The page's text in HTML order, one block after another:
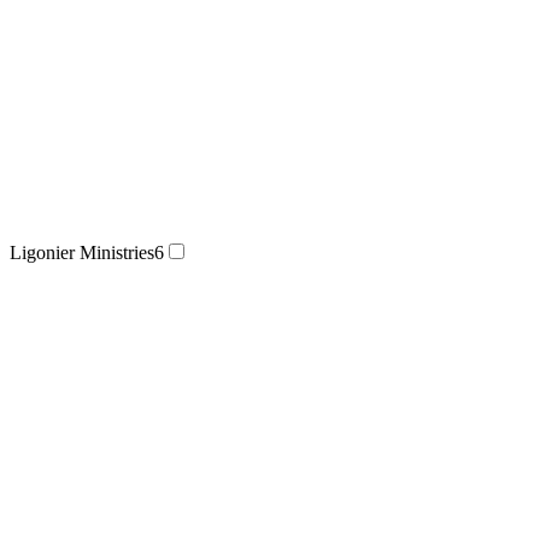
Ligonier Ministries6